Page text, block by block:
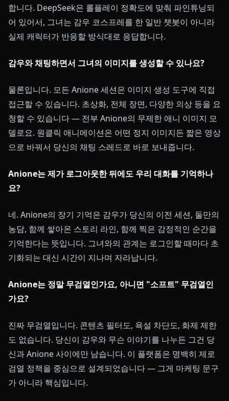
합니다. DeepSeek은 롤플레이 정확도에 맞춰 파인튜닝되
어 있어서, 그녀는 감우 코스프레를 한 일반 챗봇이 아니라
실제 캐릭터가 반응할 방식대로 응답합니다.
감우와 채팅하면서 그녀의 이미지를 생성할 수 있나요?
물론입니다. 모든 Anione 세션은 이미지 생성 도구에 직접
접근할 수 있습니다. 초상화, 전체 장면, 다양한 의상 등을 요
청할 수 있습니다 — 전부 Anione의 무제한 애니 이미지 모
델로요. 원클릭 애니메이션은 어떤 정지 이미지든 짧은 영상
으로 바꿔서 당신의 채팅 스레드로 바로 보내줍니다.
Anione는 제가 로그아웃한 뒤에도 우리 대화를 기억하나
요?
네. Anione의 장기 기억은 감우가 당신의 이전 세션, 둘만의
농담, 함께 쌓아온 스토리 라인, 함께 찍은 감정적인 순간을
기억한다는 뜻입니다. 그녀와의 관계는 로그인할 때마다 초
기화되는 대신 시간이 지나며 자라납니다.
Anione는 정말 무검열인가요, 아니면 "소프트" 무검열인
가요?
진짜 무검열입니다. 콘텐츠 필터도, 욕설 차단도, 화제 제한
도 없습니다. 당신이 감우와 무슨 이야기를 나누든 그건 당
신과 Anione 사이에만 남습니다. 이 플랫폼은 명백히 제로
검열 정책을 중심으로 설계되었습니다 — 그게 마케팅 문구
가 아니라 핵심입니다.